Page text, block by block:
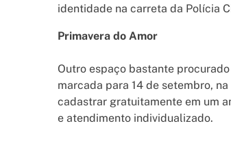
identidade na carreta da Polícia
Primavera do Amor
Outro espaço bastante
marcada para 14 de setembro,
cadastrar gratuitamente em um
e atendimento individualizado.